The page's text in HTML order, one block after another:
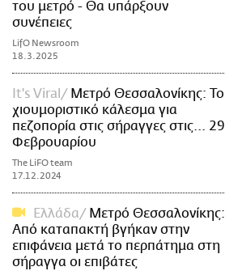
του μετρό - Θα υπάρξουν
συνέπειες
LifO Newsroom
18.3.2025
It's Viral
Μετρό Θεσσαλονίκης: Το
χιουμοριστικό κάλεσμα για
πεζοπορία στις σήραγγες στις... 29
Φεβρουαρίου
The LiFO team
17.12.2024
Ελλάδα
Μετρό Θεσσαλονίκης:
Από καταπακτή βγήκαν στην
επιφάνεια μετά το περπάτημα στη
σήραγγα οι επιβάτες